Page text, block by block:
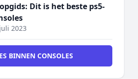
Dit is het beste ps5-
2023
BINNEN CONSOLES